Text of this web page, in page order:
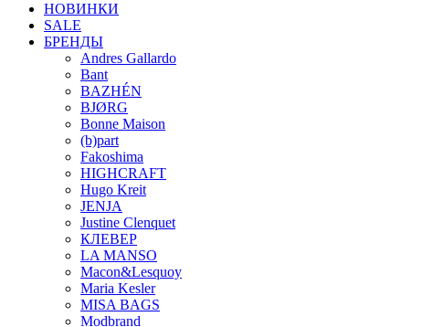
НОВИНКИ
SALE
БРЕНДЫ
Andres Gallardo
Bant
BAZHÉN
BJØRG
Bonne Maison
(b)part
Fakoshima
HIGHCRAFT
Hugo Kreit
JENJA
Justine Clenquet
КЛЕВЕР
LA MANSO
Macon&Lesquoy
Maria Kesler
MISA BAGS
Modbrand